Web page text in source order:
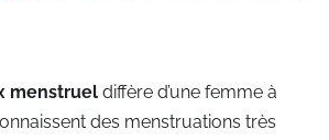
menstruel diffère d’une femme à
des menstruations très